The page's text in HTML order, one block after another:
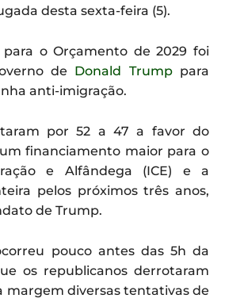
desta sexta-feira (5).
o Orçamento de 2029 foi
de Donald Trumppara
anti-imigração.
por 52 a 47 a favor do
financiamento maior para o
e Alfândega (ICE) e a
pelos próximos três anos,
de Trump.
pouco antes das 5h da
os republicanos derrotaram
margem diversas tentativas de